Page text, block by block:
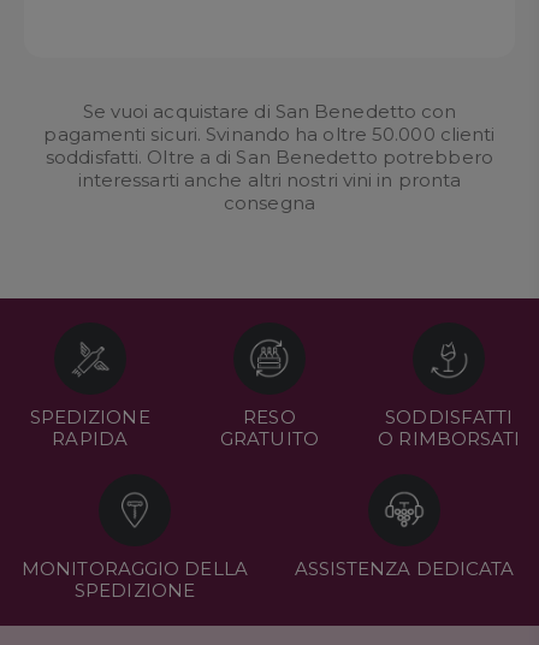
Se vuoi acquistare di San Benedetto con
pagamenti sicuri. Svinando ha oltre 50.000 clienti
soddisfatti. Oltre a di San Benedetto potrebbero
interessarti anche altri nostri vini in pronta
consegna
SPEDIZIONE
RAPIDA
RESO
GRATUITO
SODDISFATTI
O RIMBORSATI
MONITORAGGIO DELLA
SPEDIZIONE
ASSISTENZA DEDICATA